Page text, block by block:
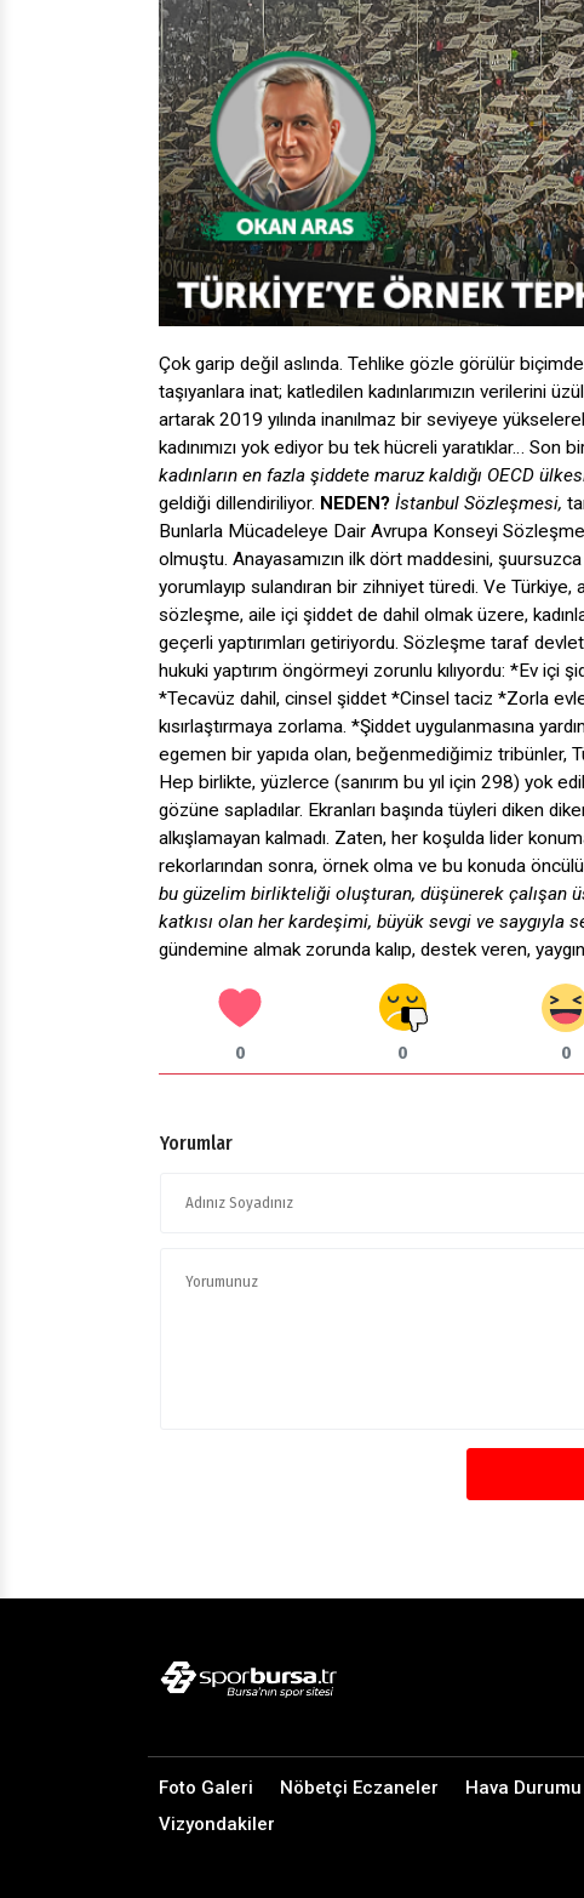
Çok garip değil aslında. Tehlike gözle görülür biçimde
taşıyanlara inat; katledilen kadınlarımızın verilerini
artarak 2019 yılında inanılmaz bir seviyeye
kadınımızı yok ediyor bu tek hücreli yaratıklar…
kadınların en fazla şiddete maruz kaldığı OECD
geldiği dillendiriliyor. NEDEN? İstanbul Sözleşmesi,
Bunlarla Mücadeleye Dair Avrupa Konseyi
olmuştu. Anayasamızın ilk dört maddesini,
yorumlayıp sulandıran bir zihniyet türedi. Ve
sözleşme, aile içi şiddet de dahil olmak üzere,
geçerli yaptırımları getiriyordu. Sözleşme taraf
hukuki yaptırım öngörmeyi zorunlu kılıyordu: *Ev
*Tecavüz dahil, cinsel şiddet *Cinsel taciz *Zorla
kısırlaştırmaya zorlama. *Şiddet uygulanmasına
egemen bir yapıda olan, beğenmediğimiz tribünler,
Hep birlikte, yüzlerce (sanırım bu yıl için 298) yok
gözüne sapladılar. Ekranları başında tüyleri diken
alkışlamayan kalmadı. Zaten, her koşulda lider
rekorlarından sonra, örnek olma ve bu konuda
bu güzelim birlikteliği oluşturan, düşünerek çalışan
katkısı olan her kardeşimi, büyük sevgi ve saygıyla
gündemine almak zorunda kalıp, destek veren,
0 0 0
Yorumlar
Foto Galeri Nöbetçi Eczaneler Hava Durumu
Vizyondakiler